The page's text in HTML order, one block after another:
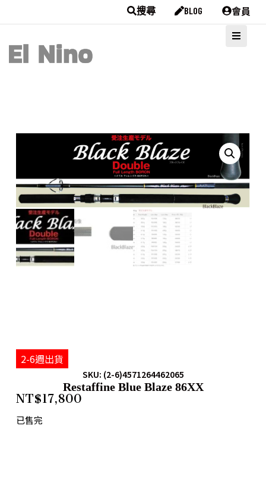
搜尋 BLOG 會員
2-6週出貨
SKU: (2-6)4571264462065
Restaffine Blue Blaze 86XX
NT$17,800
已售完